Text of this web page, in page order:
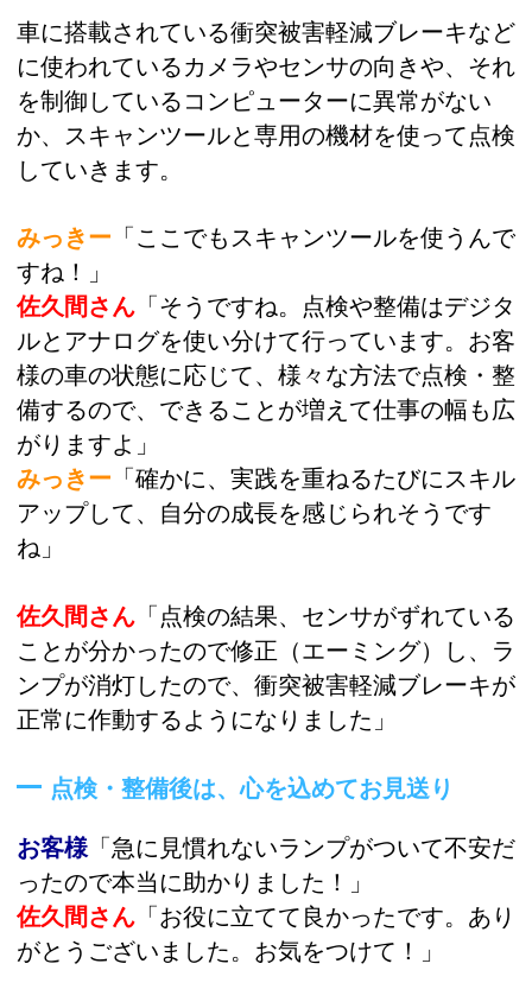
車に搭載されている衝突被害軽減ブレーキなど
に使われているカメラやセンサの向きや、それ
を制御しているコンピューターに異常がない
か、スキャンツールと専用の機材を使って点検
していきます。
みっきー 「ここでもスキャンツールを使うんで
すね！」
佐久間さん 「そうですね。点検や整備はデジタ
ルとアナログを使い分けて行っています。お客
様の車の状態に応じて、様々な方法で点検・整
備するので、できることが増えて仕事の幅も広
がりますよ」
みっきー 「確かに、実践を重ねるたびにスキル
アップして、自分の成長を感じられそうです
ね」
佐久間さん 「点検の結果、センサがずれている
ことが分かったので修正（エーミング）し、ラ
ンプが消灯したので、衝突被害軽減ブレーキが
正常に作動するようになりました」
点検・整備後は、心を込めてお見送り
お客様「急に見慣れないランプがついて不安だ
ったので本当に助かりました！」
佐久間さん 「お役に立てて良かったです。あり
がとうございました。お気をつけて！」